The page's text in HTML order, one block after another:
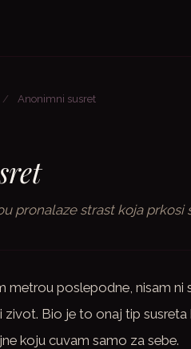
/ Anonimni susret
pronalaze strast koja prkosi
metrou poslepodne, nisam
zivot. Bio je to onaj tip
koju cuvam samo za sebe.